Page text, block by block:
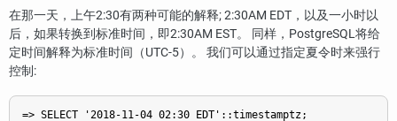
在那一天，上午2:30有两种可能的解释; 2:30AM EDT，以及一小时以
后，如果转换到标准时间，即2:30AM EST。 同样， PostgreSQL将给
定时间解释为标准时间（UTC-5）。 我们可以通过指定夏令时来强行
控制:
=> SELECT '2018-11-04 02:30 EDT'::timestamptz;